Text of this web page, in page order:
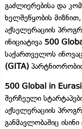
გაძლიერებისა და
ხელშეწყობის მიზნით,
აქსელერაციის
ინიციატივა 500
საქართველოს
(GITA)
500 Global in
შერჩეული
აქსელერაციის
განმავლობაშიც